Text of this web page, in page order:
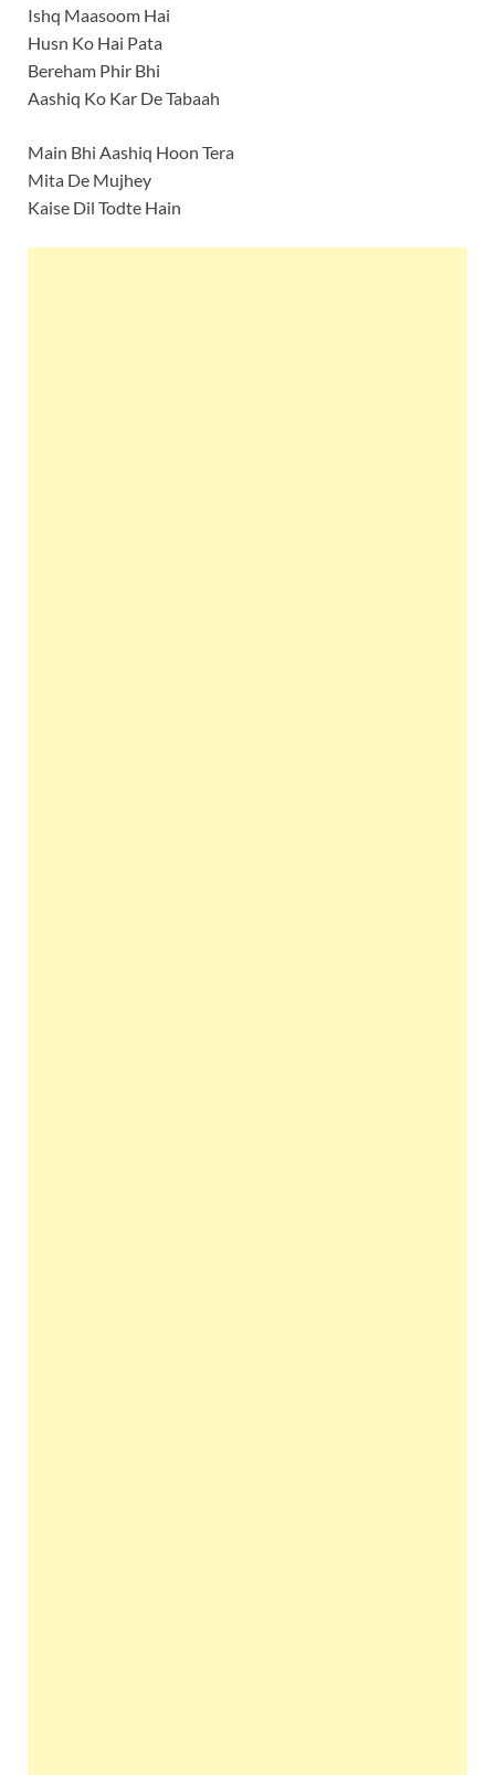
Ishq Maasoom Hai
Husn Ko Hai Pata
Bereham Phir Bhi
Aashiq Ko Kar De Tabaah
Main Bhi Aashiq Hoon Tera
Mita De Mujhey
Kaise Dil Todte Hain